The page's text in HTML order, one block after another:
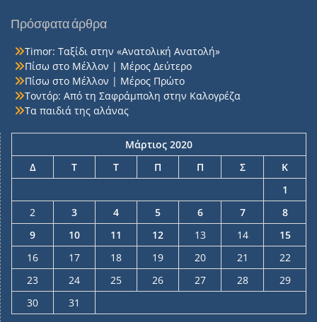
Πρόσφατα άρθρα
Timor: Ταξίδι στην «Ανατολική Ανατολή»
Πίσω στο Μέλλον | Μέρος Δεύτερο
Πίσω στο Μέλλον | Μέρος Πρώτο
Τοντόρ: Από τη Σαφράμπολη στην Καλογρέζα
Τα παιδιά της αλάνας
Μάρτιος 2020
Δ
Τ Τ Π Π Σ
Κ
1
2
3 4 5 6 7
8
9
10 11 12 13 14
15
16
17 18 19 20 21
22
23
24 25 26 27 28
29
30
31